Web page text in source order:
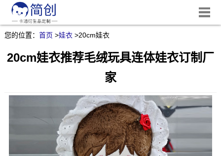
您的位置： 首页 >娃衣>20cm娃衣
20cm娃衣推荐毛绒玩具连体娃衣订制厂
家